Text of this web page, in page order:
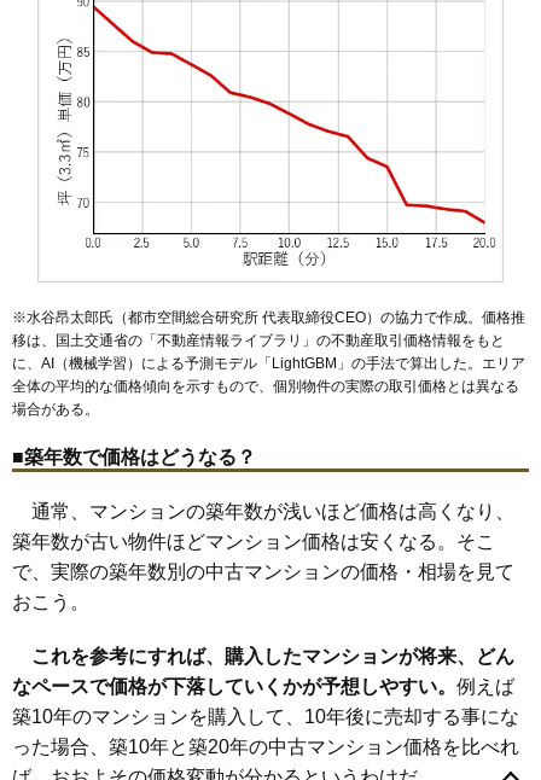
マンションナビで
無料一括査定をする
イトーピア向日マンションA棟
住所
1,510万円～1,710万円
(19.6万円/㎡~22.2万円/㎡)
マンションナビで
無料一括査定をする
イトーピア向日マンションB棟
住所 京都府向日市上植野町堂ノ前
相場 1,510万円～1,710万円
(19.6万円/㎡~22.2万円/㎡)
イトーピア向日マンションC棟
住所 京都府向日市上植野町堂ノ前
交通 西向日駅（12分）
※水谷昂太郎氏（都市空間総合研究所 代表取締役CEO）の協力で作成。価格推
移は、国土交通省の「不動産情報ライブラリ 」の不動産取引価格情報をもと
に、AI（機械学習）による予測モデル「LightGBM」の手法で算出した。エリア
全体の平均的な価格傾向を示すもので、個別物件の実際の取引価格とは異なる
場合がある。
■築年数で価格はどうなる？
通常、マンションの築年数が浅いほど価格は高くなり、
築年数が古い物件ほどマンション価格は安くなる。そこ
で、実際の築年数別の中古マンションの価格・相場を見て
おこう。
これを参考にすれば、購入したマンションが将来、どん
なペースで価格が下落していくかが予想しやすい。 例えば
築10年のマンションを購入して、10年後に売却する事にな
った場合、築10年と築20年の中古マンション価格を比べれ
京都市北区京都市上京区京都市左京区 京都市中京区